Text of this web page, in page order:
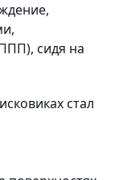
сидя на
стал